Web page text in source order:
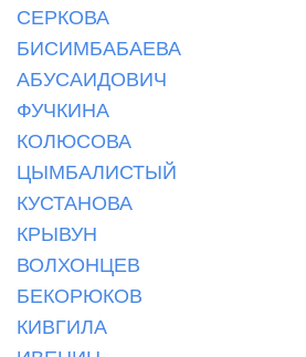
СЕРКОВА
БИСИМБАБАЕВА
АБУСАИДОВИЧ
ФУЧКИНА
КОЛЮСОВА
ЦЫМБАЛИСТЫЙ
КУСТАНОВА
КРЫВУН
ВОЛХОНЦЕВ
БЕКОРЮКОВ
КИВГИЛА